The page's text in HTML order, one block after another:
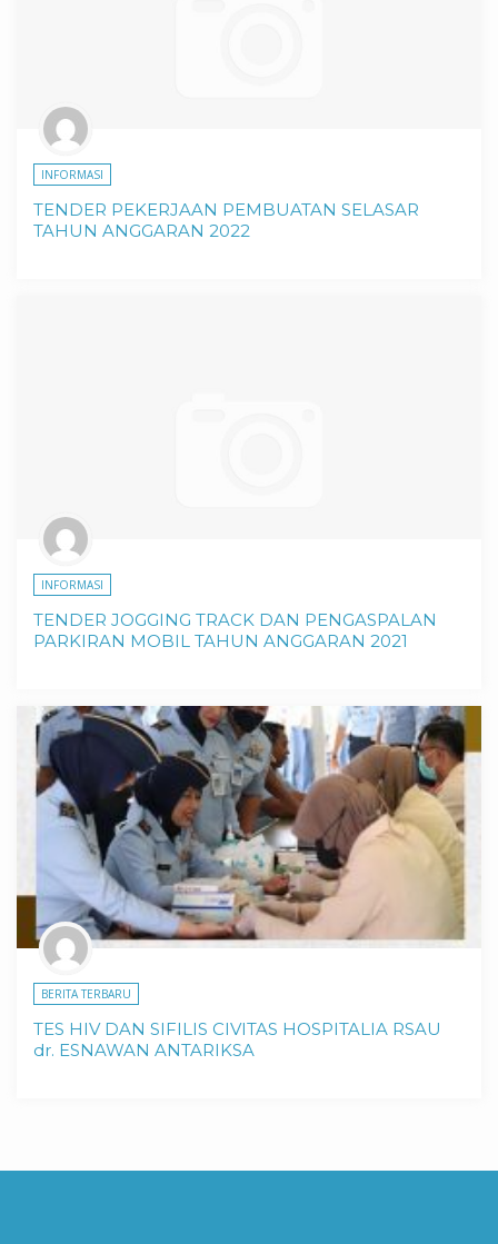
INFORMASI
TENDER PEKERJAAN PEMBUATAN SELASAR
TAHUN ANGGARAN 2022
INFORMASI
TENDER JOGGING TRACK DAN PENGASPALAN
PARKIRAN MOBIL TAHUN ANGGARAN 2021
BERITA TERBARU
TES HIV DAN SIFILIS CIVITAS HOSPITALIA RSAU
dr. ESNAWAN ANTARIKSA